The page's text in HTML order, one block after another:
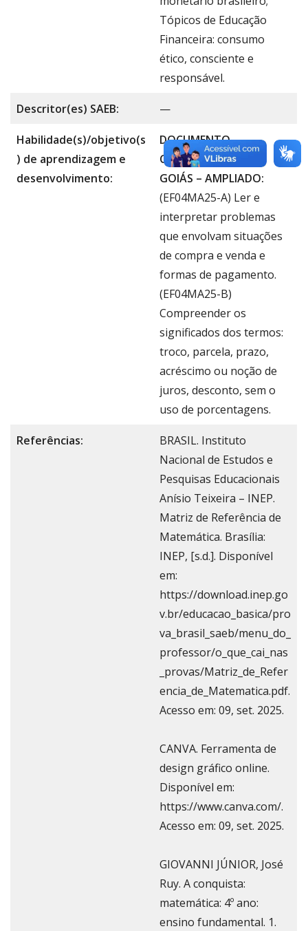
Tópicos de Educação
Financeira: consumo
ético, consciente e
responsável.
Descritor(es) SAEB: —
Habilidade(s)/objetivo(s
) de aprendizagem e
desenvolvimento:
DOCUMENTO
CURRICULAR PARA
GOIÁS – AMPLIADO:
(EF04MA25-A) Ler e
interpretar problemas
que envolvam situações
de compra e venda e
formas de pagamento.
(EF04MA25-B)
Compreender os
significados dos termos:
troco, parcela, prazo,
acréscimo ou noção de
juros, desconto, sem o
uso de porcentagens.
Referências:
BRASIL. Instituto
Nacional de Estudos e
Pesquisas Educacionais
Anísio Teixeira – INEP.
Matriz de Referência de
Matemática. Brasília:
INEP, [s.d.]. Disponível
em:
https://download.inep.go
v.br/educacao_basica/pro
va_brasil_saeb/menu_do_
professor/o_que_cai_nas
_provas/Matriz_de_Refer
encia_de_Matematica.pdf.
Acesso em: 09, set. 2025.
CANVA. Ferramenta de
design gráfico online.
Disponível em:
https://www.canva.com/.
Acesso em: 09, set. 2025.
GIOVANNI JÚNIOR, José
Ruy. A conquista:
matemática: 4º ano:
ensino fundamental. 1.